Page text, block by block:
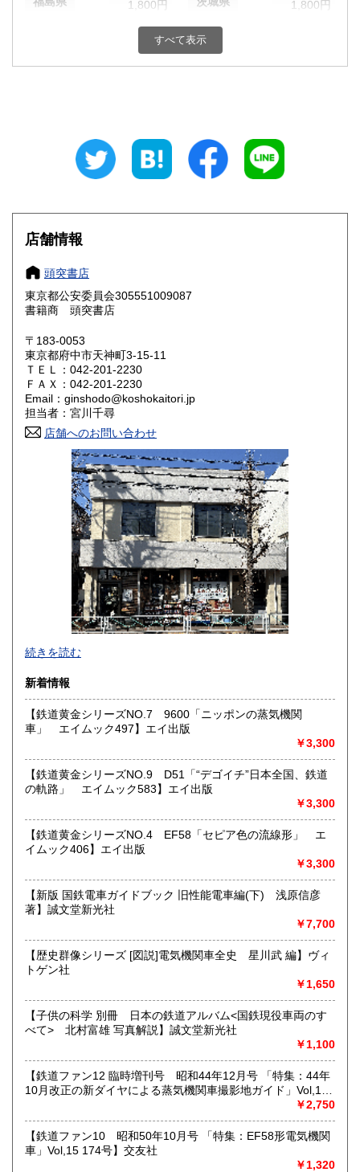
1,800円 1,800円
1,800円 群馬県
埼玉県 千葉県
1,800円 富山県
1,800円 福井県
1,800円 1,800円
岐阜県
愛知県
滋賀県
大阪府 1,800円
奈良県 1,800円
鳥取県
1,800円 広島県
1,800円 徳島県
1,800円 愛媛県
1,800円 福岡県
1,800円 長崎県
1,800円 大分県
宮崎県
沖縄県
すべて表示
店舗情報
頭突書店
東京都公安委員会305551009087
書籍商 頭突書店
〒183-0053
東京都府中市天神町3-15-11
ＴＥＬ：042-201-2230
ＦＡＸ：042-201-2230
Email：ginshodo@koshokaitori.jp
担当者：宮川千尋
店舗へのお問い合わせ
東京都では「銀装堂」として営業しております。
基本的には同じ書店となります。
★★ご質問、ご要望はご注文前にお問合せ下さい。★★
★★電話・FAXでの在庫、状態確認及びご注文には対応しま
せん。
すべての方にメールでのお問い合わせを御案内してい
★★メールでのお問い合わせは、用件のみの場合スパムメー
ルと判断して返信いたしません。お名前もお願いいたしま
沿線名：★★電話・FAXでの在庫、状態確認及びご注文には
対応しません。お電話を頂いてもすべての方にメールでのお
営業時間：(平日)10:00-17:00
定休日：土日祝休/臨時休業有
★出張買取・郵送買取(※要事前相談)致します。
お気軽にご相談ください。
取り扱い分野
近代文献、趣味、サブカルチャー、古書一般（その他）
続きを読む
新着情報
【鉄道黄金シリーズNO.7 9600「ニッポンの蒸気機関
車」 エイムック497】エイ出版
￥3,300
【鉄道黄金シリーズNO.9 D51「“デゴイチ”日本全国、鉄道
の軌路」 エイムック583】エイ出版
￥3,300
【鉄道黄金シリーズNO.4 EF58「セピア色の流線形」 エ
イムック406】エイ出版
￥3,300
【新版 国鉄電車ガイドブック 旧性能電車編(下) 浅原信彦
著】誠文堂新光社
￥7,700
【歴史群像シリーズ [図説]電気機関車全史 星川武 編】ヴィ
トゲン社
￥1,650
【子供の科学 別冊 日本の鉄道アルバム<国鉄現役車両のす
べて> 北村富雄 写真解説】誠文堂新光社
￥1,100
【鉄道ファン12 臨時増刊号 昭和44年12月号 「特集：44年
10月改正の新ダイヤによる蒸気機関車撮影地ガイド」Vol,19
￥2,750
【鉄道ファン10 昭和50年10月号 「特集：EF58形電気機関
車」Vol,15 174号】交友社
￥1,320